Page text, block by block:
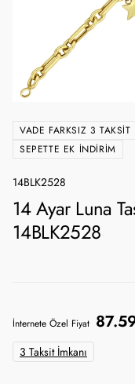
VADE FARKSIZ 3 TAKSIT
SEPETTE EK İNDIRIM
14BLK2528
14 Ayar Luna
14BLK2528
İnternete Özel Fiyat
3 Taksit İmkanı